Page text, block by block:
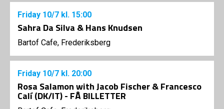
Friday 10/7 kl. 15:00
Sahra Da Silva & Hans Knudsen
Bartof Cafe, Frederiksberg
Friday 10/7 kl. 20:00
Rosa Salamon with Jacob Fischer & Francesco
Calí (DK/IT) - FÅ BILLETTER